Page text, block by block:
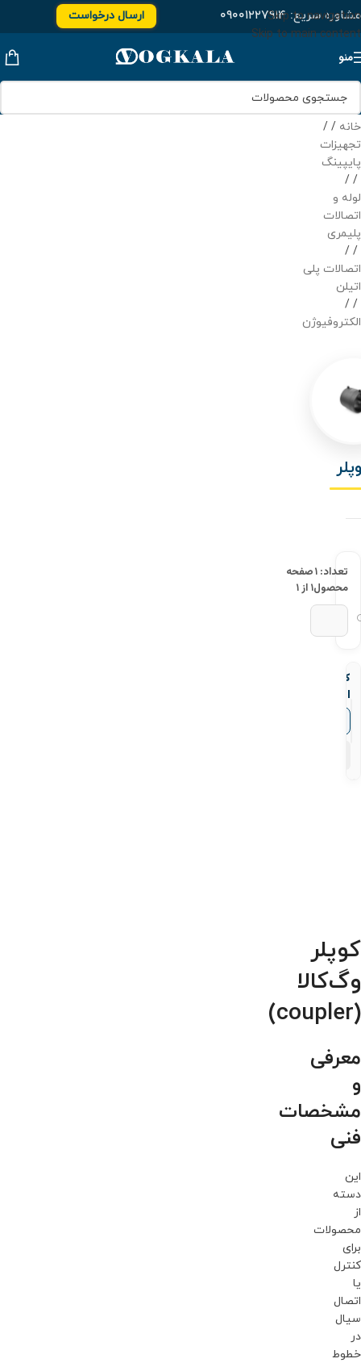
Skip to navigation
Skip to main content
مشاوره سریع:۰۹۰۰۱۲۲۷۹۱۴ ارسال درخواست
منو
خانه /
تجهیزات
پایپینگ
/
لوله و
اتصالات
پلیمری
/
اتصالات پلی
اتیلن
/
الکتروفیوژن
تعداد: ۱
محصول
صفحه
۱ از ۱
کوپلر
الکتروفیوژن
پلی
اتیلن
کوپلر
وگ‌کالا
(coupler)
معرفی
و
مشخصات
فنی
این
دسته
از
محصولات
برای
کنترل
یا
اتصال
سیال
در
خطوط